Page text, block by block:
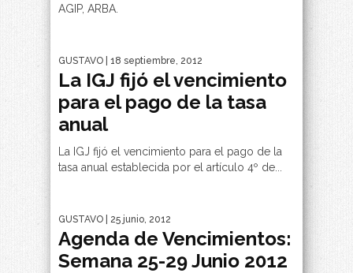
AGIP, ARBA.
GUSTAVO | 18 septiembre, 2012
La IGJ fijó el vencimiento
para el pago de la tasa
anual
La IGJ fijó el vencimiento para el pago de la
tasa anual establecida por el artículo 4º de...
GUSTAVO | 25 junio, 2012
Agenda de Vencimientos:
Semana 25-29 Junio 2012